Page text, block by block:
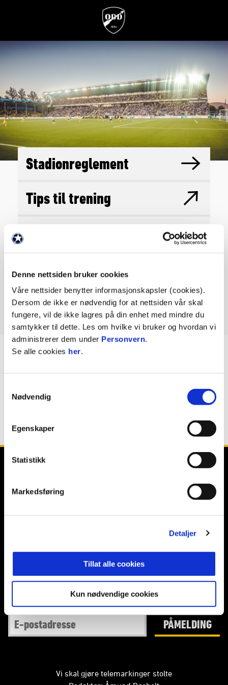
Denne nettsiden bruker cookies
Våre nettsider benytter informasjonskapsler (cookies).
Dersom de ikke er nødvendig for at nettsiden vår skal
fungere, vil de ikke lagres på din enhet med mindre du
samtykker til dette. Les om hvilke vi bruker og hvordan vi
administrerer dem under Personvern.
Se alle cookies her.
Nødvendig
Egenskaper
Statistikk
Markedsføring
Detaljer
Tillat alle cookies
Kun nødvendige cookies
Stadionreglement
Tips til trening
Skagerak Arena
Kurs og konferansesenter
BILDER VISER: 1 AV 5
E-post:post@odd.no Kontakt oss
Facebook Instagram Twitter
PÅMELDING
Vi skal gjøre telemarkinger stolte